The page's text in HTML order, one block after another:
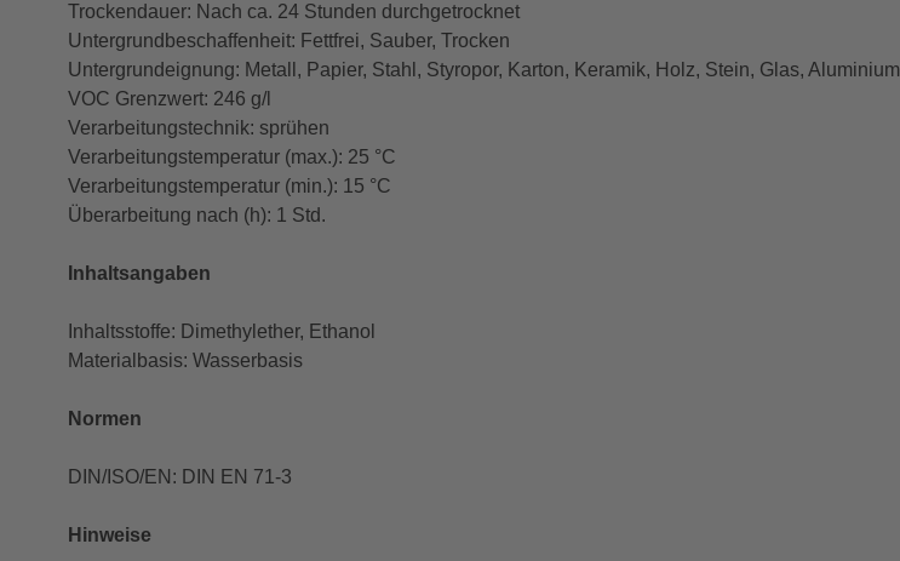
Trockendauer: Nach ca. 24 Stunden durchgetrocknet
Untergrundbeschaffenheit: Fettfrei, Sauber, Trocken
Untergrundeignung: Metall, Papier, Stahl, Styropor, Karton, Keramik, Holz, Stein, Glas, Aluminium
VOC Grenzwert: 246 g/l
Verarbeitungstechnik: sprühen
Verarbeitungstemperatur (max.): 25 °C
Verarbeitungstemperatur (min.): 15 °C
Überarbeitung nach (h): 1 Std.
Inhaltsangaben
Inhaltsstoffe: Dimethylether, Ethanol
Materialbasis: Wasserbasis
Normen
DIN/ISO/EN: DIN EN 71-3
Hinweise